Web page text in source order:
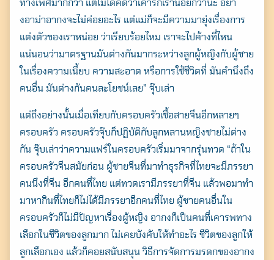
ทางเพศมากกว่า แต่ไม่ได้คิดว่าเค้ารักเราน้อยกว่านะ อย่า
งอาม่าอากงจะไม่ค่อยอะไร แต่แม่ก็จะมีความมายุ่งเรื่องการ
แต่งตัวของเราหน่อย ว่าเรียบร้อยไหม เราจะไปค้างที่ไหน
แน่นอนว่ามาตรฐานมันต่างกันมากระหว่างลูกผู้หญิงกับผู้ชาย
ในเรื่องความเนี้ยบ ความสะอาด หรือการใช้ชีวิตที่ มันคำนึงถึง
คนอื่น มันต่างกันคนละโยชน์เลย” จุ๊บเล่า
แต่ถึงอย่างนั้นเมื่อเทียบกับครอบครัวเชื้อสายจีนอีกหลายๆ
ครอบครัว ครอบครัวจุ๊บก็ปฏิบัติกับลูกหลานหญิงชายไม่ต่าง
กัน จุ๊บเล่าว่าความแฟร์ในครอบครัวเริ่มมาจากรุ่นทวด “ถ้าใน
ครอบครัวจีนสมัยก่อน ผู้ชายจีนที่มาทำธุรกิจที่ไทยจะมีภรรยา
คนนึงที่จีน อีกคนที่ไทย แต่ทวดเรามีภรรยาที่จีน แล้วพอมาทำ
มาหากินที่ไทยก็ไม่ได้มีภรรยาอีกคนที่ไทย ผู้ชายคนอื่นใน
ครอบครัวก็ไม่มีปัญหาเรื่องผู้หญิง อากงก็เป็นคนที่เคารพทาง
เลือกในชีวิตของลูกมาก ไม่เคยบังคับให้ทำอะไร ชีวิตของลูกให้
ลูกเลือกเอง แล้วก็คอยสนับสนุน วิธีการจัดการมรดกของอากง